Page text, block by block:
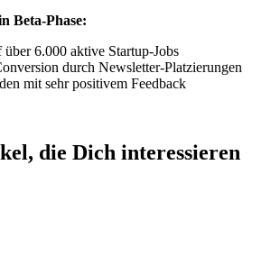
Beta-Phase:
über 6.000 aktive Startup-Jobs
durch Newsletter-Platzierungen
mit sehr positivem Feedback
die Dich interessieren